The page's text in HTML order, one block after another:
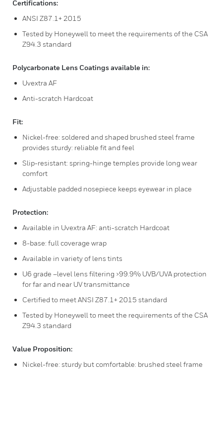
Certifications:
ANSI Z87.1+ 2015
Tested by Honeywell to meet the requirements of the CSA
Z94.3 standard
Polycarbonate Lens Coatings available in:
Uvextra AF
Anti-scratch Hardcoat
Fit:
Nickel-free: soldered and shaped brushed steel frame
provides sturdy: reliable fit and feel
Slip-resistant: spring-hinge temples provide long wear
comfort
Adjustable padded nosepiece keeps eyewear in place
Protection:
Available in Uvextra AF: anti-scratch Hardcoat
8-base: full coverage wrap
Available in variety of lens tints
U6 grade –level lens filtering >99.9% UVB/UVA protection
for far and near UV transmittance
Certified to meet ANSI Z87.1+ 2015 standard
Tested by Honeywell to meet the requirements of the CSA
Z94.3 standard
Value Proposition:
Nickel-free: sturdy but comfortable: brushed steel frame